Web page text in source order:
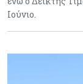
Ιούνιο.